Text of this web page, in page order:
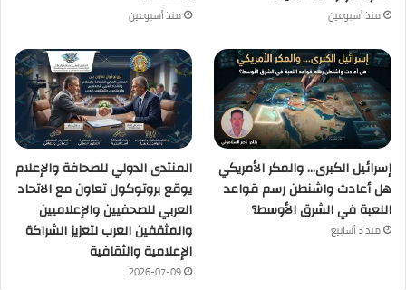
منذ أسبوعين منذ أسبوعين
إسرائيل الكبرى… والمكر الأمريكي
هل أعادت واشنطن رسم قواعد
اللعبة في الشرق الأوسط؟
منذ 3 أسابيع
المنتدى الدولي للصحافة والإعلام
يوقع بروتوكول تعاون مع الاتحاد
العربي للصحفيين والإعلاميين
والمثقفين العرب لتعزيز الشراكة
الإعلامية والثقافية
2026-07-09